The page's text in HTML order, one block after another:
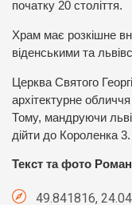
початку 20 століття.
Храм має розкішне
віденськими та
Церква Святого
архітектурне
Тому, мандруючи
дійти до Короленка
Текст та фото
49.841816,